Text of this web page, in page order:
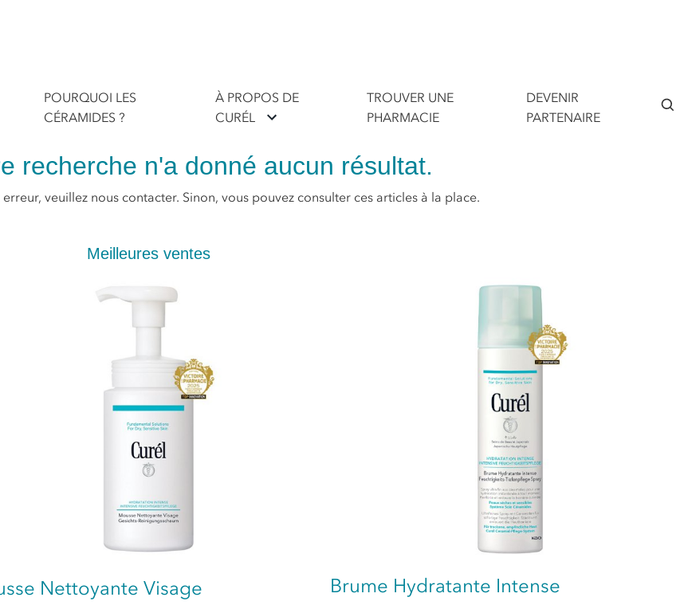
POURQUOI LES
CÉRAMIDES ?
À PROPOS DE
CURÉL
TROUVER UNE
PHARMACIE
DEVENIR
PARTENAIRE
recherche n'a donné aucun résultat.
veuillez nous contacter. Sinon, vous pouvez consulter ces articles à la place.
Meilleures ventes
Nettoyante Visage Brume Hydratante Intense